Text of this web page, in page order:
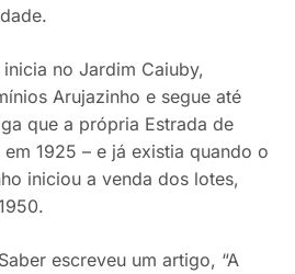
no Jardim Caiuby,
Arujazinho e segue até
que a própria Estrada de
em 1925 – e já existia quando o
iniciou a venda dos lotes,
escreveu um artigo, “A